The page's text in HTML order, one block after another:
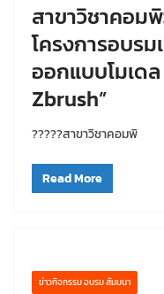
สาขาวิชาคอม
โครงการอบร
ออกแบบโมเด
Zbrush”
?‍???‍?สาขาวิชาคอมพิ
Read More
ข่าวกิจกรรม อบรม สัมมนา